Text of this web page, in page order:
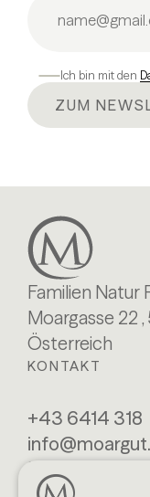
Ich bin mit den
ZUM
Familien Natur
Moargasse 22 ,
Österreich
KONTAKT
+43 6414 318
SERVICES